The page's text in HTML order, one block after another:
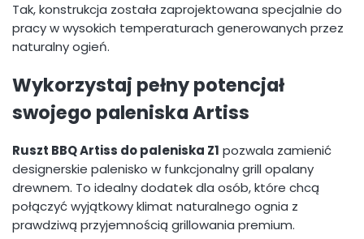
Tak, konstrukcja została zaprojektowana specjalnie do
pracy w wysokich temperaturach generowanych przez
naturalny ogień.
Wykorzystaj pełny potencjał
swojego paleniska Artiss
Ruszt BBQ Artiss do paleniska Z1 pozwala zamienić
designerskie palenisko w funkcjonalny grill opalany
drewnem. To idealny dodatek dla osób, które chcą
połączyć wyjątkowy klimat naturalnego ognia z
prawdziwą przyjemnością grillowania premium.